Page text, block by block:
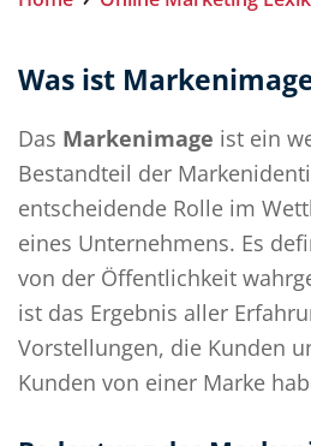
Was ist
Das Markenimage ist ein
Bestandteil der
entscheidende Rolle im
eines Unternehmens. Es
von der Öffentlichkeit
ist das Ergebnis aller
Vorstellungen, die Kunden
Kunden von einer Marke